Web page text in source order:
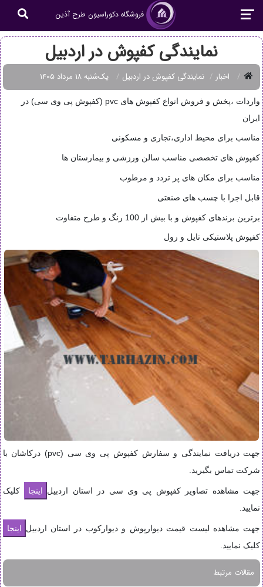
فروشگاه دکوراسیون طرح آذین
نمایندگی کفپوش در اردبیل
اخبار نمایندگی کفپوش در اردبیل یک‌شنبه ۱۸ مرداد ۱۴۰۵
واردات ،پخش و فروش انواع کفپوش های pvc (کفپوش پی وی سی) در
ایران
مناسب برای محیط اداری،تجاری و مسکونی
کفپوش های تخصصی مناسب سالن ورزشی و بیمارستان ها
مناسب برای مکان های پر تردد و مرطوب
قابل اجرا با چسب های صنعتی
برترین برندهای کفپوش و با بیش از 100 رنگ و طرح متفاوت
کفپوش پلاستیکی تایل و رول
جهت دریافت نمایندگی و سفارش کفپوش پی وی سی (pvc) درکاشان با
شرکت تماس بگیرید.
جهت مشاهده تصاویر کفپوش پی وی سی در استان اردبیل
کلیک
نمایید.
جهت مشاهده لیست قیمت دیوارپوش و دیوارکوب در استان اردبیل
کلیک نمایید.
مقالات مرتبط